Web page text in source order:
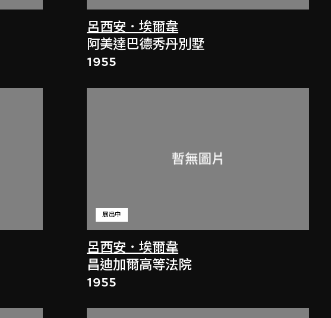
呂西安．埃爾韋
阿美達巴德秀丹別墅
1955
呂西安．埃爾韋
展出中
昌迪加爾高等法院
1955